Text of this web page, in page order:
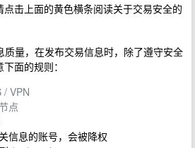
击上面的黄色横条阅读关于交易安全的
质量，在发布交易信息时，除了遵守安全
面的规则：
/ VPN
点
信息的账号，会被降权